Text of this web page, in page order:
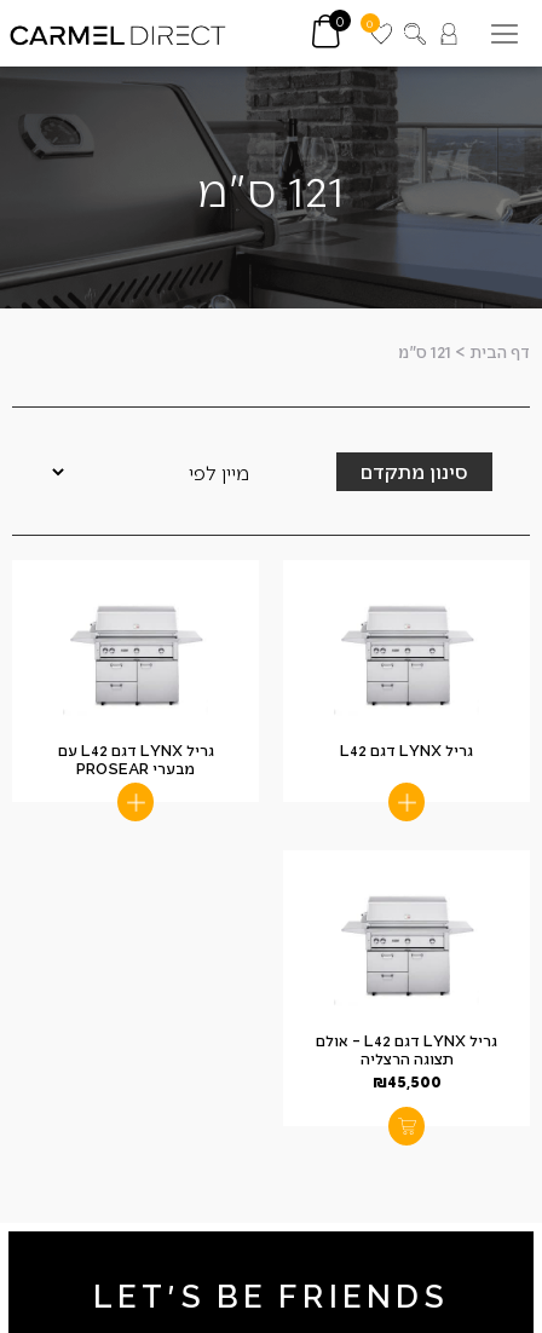
0
0
121 ס"מ
דף הבית > 121 ס"מ
סינון מתקדם
גריל LYNX דגם L42
גריל LYNX דגם L42 עם
מבערי PROSEAR
גריל LYNX דגם L42 – אולם
תצוגה הרצליה
₪45,500
LET'S BE FRIENDS